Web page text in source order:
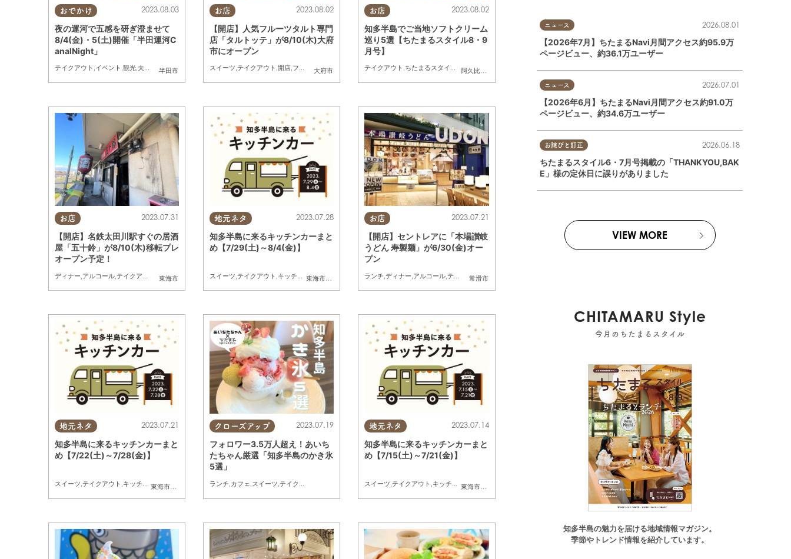
おでかけ
半田市
2023.08.03
夜の運河で五感を研ぎ澄ませて
8/4(金)・5(土)開催「半田運河C
analNight」
テイクアウト ,イベント ,観光,夫婦 家族,友人
お店
大府市
2023.08.02
【開店】人気フルーツタルト専門
店「タルトッテ」が8/10(木)大府
市にオープン
スイーツ,テイクアウト ,開店,フルーツタルト
お店
阿久比町 ,美浜町
2023.08.02
知多半島でご当地ソフトクリーム
巡り5選【ちたまるスタイル8・9
月号】
テイクアウト ,ちたまるスタイル掲載店 ,まとめ記事
お店
東海市
2023.07.31
【開店】名鉄太田川駅すぐの居酒
屋「五十鈴」が8/10(木)移転プレ
オープン予定！
ディナー,アルコール,テイクアウト 開店
地元ネタ
東海市
,大府市 知多市,阿久比町, 半田市, 常滑市
2023.07.28
知多半島に来るキッチンカーまと
め【7/29(土)～8/4(金)】
スイーツ,テイクアウト ,キッチンカー ,イベント まとめ記事
お店
常滑市
2023.07.21
【開店】セントレアに「本場讃岐
うどん 寿製麺」が6/30(金)オー
プン
ランチ,ディナー,アルコール,テイクアウト ,開店
地元ネタ
東海市大府市 知多市,半田市,武豊町,常滑市, 美浜町
2023.07.21
知多半島に来るキッチンカーまと
め【7/22(土)～7/28(金)】
スイーツ,テイクアウト ,キッチンカー ,イベント まとめ記事
クローズアップ 2023.07.19
フォロワー3.5万人超え！あいち
たちゃん厳選「知多半島のかき氷
5選」
ランチ,カフェ,スイーツ,テイクアウト
地元ネタ
東海市
, 大府市 常滑市 ,美浜町,東浦町
2023.07.14
知多半島に来るキッチンカーまと
め【7/15(土)～7/21(金)】
スイーツ,テイクアウト ,キッチンカー ,イベント
ニュース 2026.08.01
【2026年7月】ちたまるNavi月間アクセス約95.9万
ページビュー、約36.1万ユーザー
ニュース 2026.07.01
【2026年6月】ちたまるNavi月間アクセス約91.0万
ページビュー、約34.6万ユーザー
お詫びと訂正 2026.06.18
ちたまるスタイル6・7月号掲載の「THANKYOU,BAK
E」様の定休日に誤りがありました
VIEW MORE
CHITAMARU Style
今月のちたまるスタイル
知多半島の魅力を届ける地域情報マガジン。
季節やトレンド情報を紹介しています。